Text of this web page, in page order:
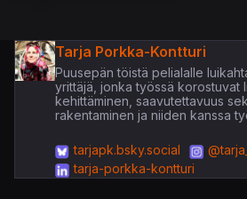
Tarja Porkka-Kontturi
Puusepän töistä pelialalle
yrittäjä, jonka työssä korostuvat
kehittäminen, saavutettavuus
rakentaminen ja niiden kanssa
tarjapk.bsky.social
tarja-porkka-kontturi